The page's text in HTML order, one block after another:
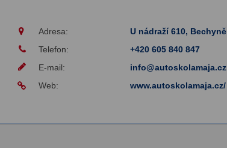
Adresa:
U nádraží 610, Bechyně
Telefon:
+420 605 840 847
E-mail:
info@autoskolamaja.cz
Web:
www.autoskolamaja.cz/